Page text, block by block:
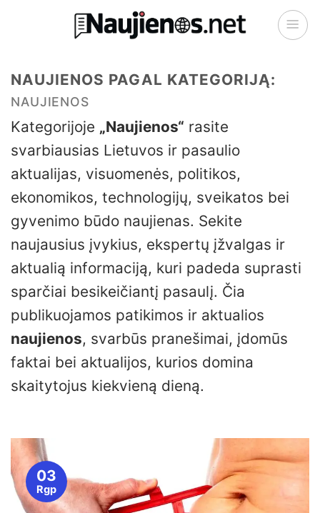
NAUJIENOS PAGAL KATEGORIJĄ:
NAUJIENOS
Kategorijoje „Naujienos“ rasite
svarbiausias Lietuvos ir pasaulio
aktualijas, visuomenės, politikos,
ekonomikos, technologijų, sveikatos bei
gyvenimo būdo naujienas. Sekite
naujausius įvykius, ekspertų įžvalgas ir
aktualią informaciją, kuri padeda suprasti
sparčiai besikeičiantį pasaulį. Čia
publikuojamos patikimos ir aktualios
naujienos, svarbūs pranešimai, įdomūs
faktai bei aktualijos, kurios domina
skaitytojus kiekvieną dieną.
03
Rgp